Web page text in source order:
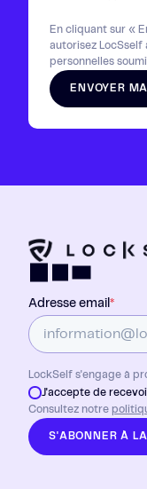
En cliquant sur «
autorisez LocSself
personnelles
ENVOYER
Adresse email *
LockSelf s'engage à
J'accepte de
Consultez notre
S'ABONNER À